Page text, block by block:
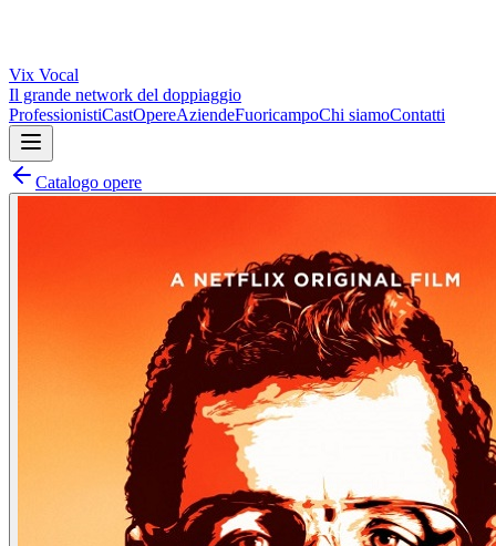
Vix Vocal
Il grande network del doppiaggio
ProfessionistiCastOpereAziendeFuoricampoChi siamoContatti
Catalogo opere